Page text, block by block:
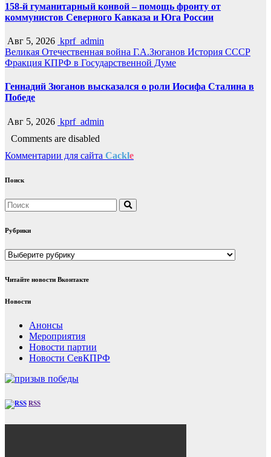
158-й гуманитарный конвой – помощь фронту от
коммунистов Северного Кавказа и Юга России
Авг 5, 2026 kprf_admin
Великая Отечественная война Г.А.Зюганов История СССР
Фракция КПРФ в Государственной Думе
Геннадий Зюганов высказался о роли Иосифа Сталина в
Победе
Авг 5, 2026 kprf_admin
Comments are disabled
Комментарии для сайта Cackle
Поиск
Рубрики
Рубрики
Читайте новости Вконтакте
Новости
Анонсы
Мероприятия
Новости партии
Новости СевКПРФ
RSS